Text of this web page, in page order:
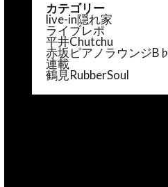
カテゴリー
live-in隠れ家
ライブレポ
平井Chutchu
赤坂ピアノラウンジB♭
連載
鶴見RubberSoul